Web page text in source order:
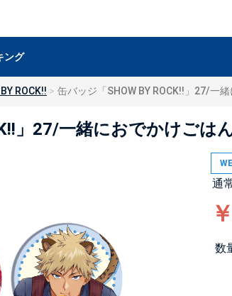
ング
ROCK!! 缶バッジ「SHOW BY ROCK!!」27/一
」27/一緒におでかけご
通
数